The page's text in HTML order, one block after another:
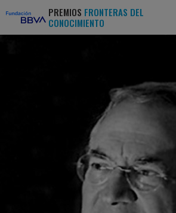
PREMIOS FRONTERAS DEL
CONOCIMIENTO